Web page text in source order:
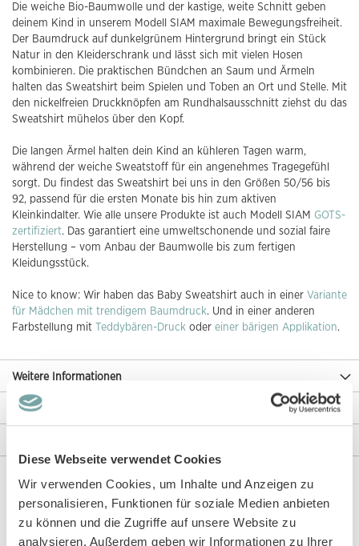
Diese Webseite verwendet Cookies
Wir verwenden Cookies, um Inhalte und Anzeigen zu
personalisieren, Funktionen für soziale Medien anbieten
zu können und die Zugriffe auf unsere Website zu
analysieren. Außerdem geben wir Informationen zu Ihrer
Die weiche Bio-Baumwolle und der kastige, weite Schnitt geben
deinem Kind in unserem Modell SIAM maximale Bewegungsfreiheit.
Der Baumdruck auf dunkelgrünem Hintergrund bringt ein Stück
Natur in den Kleiderschrank und lässt sich mit vielen Hosen
kombinieren. Die praktischen Bündchen an Saum und Ärmeln
halten das Sweatshirt beim Spielen und Toben an Ort und Stelle. Mit
den nickelfreien Druckknöpfen am Rundhalsausschnitt ziehst du das
Sweatshirt mühelos über den Kopf.
Die langen Ärmel halten dein Kind an kühleren Tagen warm,
während der weiche Sweatstoff für ein angenehmes Tragegefühl
sorgt. Du findest das Sweatshirt bei uns in den Größen 50/56 bis
92, passend für die ersten Monate bis hin zum aktiven
Kleinkindalter. Wie alle unsere Produkte ist auch Modell SIAM GOTS-
zertifiziert. Das garantiert eine umweltschonende und sozial faire
Herstellung – vom Anbau der Baumwolle bis zum fertigen
Kleidungsstück.
Nice to know: Wir haben das Baby Sweatshirt auch in einer Variante
für Mädchen mit trendigem Baumdruck. Und in einer anderen
Farbstellung mit Teddybären-Druck oder einer bärigen Applikation.
Weitere Informationen
Rezensionen
Diese Artikel könnten dir auch gefallen!